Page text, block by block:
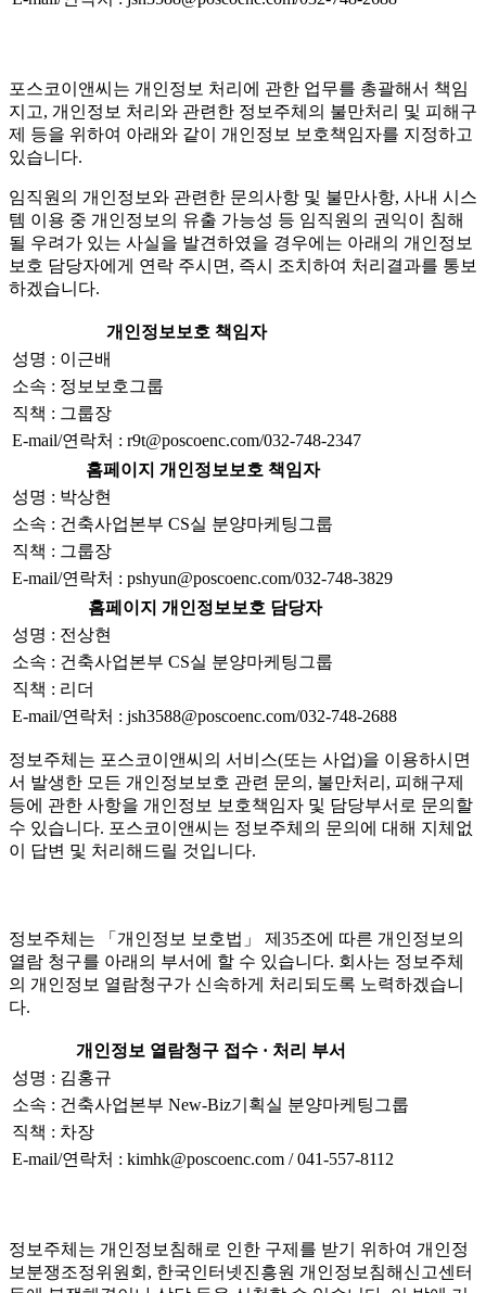
포스코이앤씨는 개인정보 처리에 관한 업무를 총괄해서 책임
지고, 개인정보 처리와 관련한 정보주체의 불만처리 및 피해구
제 등을 위하여 아래와 같이 개인정보 보호책임자를 지정하고
있습니다.
임직원의 개인정보와 관련한 문의사항 및 불만사항, 사내 시스
템 이용 중 개인정보의 유출 가능성 등 임직원의 권익이 침해
될 우려가 있는 사실을 발견하였을 경우에는 아래의 개인정보
보호 담당자에게 연락 주시면, 즉시 조치하여 처리결과를 통보
하겠습니다.
개인정보보호 책임자
성명 : 이근배
소속 : 정보보호그룹
직책 : 그룹장
E-mail/연락처 : r9t@poscoenc.com/032-748-2347
홈페이지 개인정보보호 책임자
성명 : 박상현
소속 : 건축사업본부 CS실 분양마케팅그룹
직책 : 그룹장
E-mail/연락처 : pshyun@poscoenc.com/032-748-3829
홈페이지 개인정보보호 담당자
성명 : 전상현
소속 : 건축사업본부 CS실 분양마케팅그룹
직책 : 리더
E-mail/연락처 : jsh3588@poscoenc.com/032-748-2688
정보주체는 포스코이앤씨의 서비스(또는 사업)을 이용하시면
서 발생한 모든 개인정보보호 관련 문의, 불만처리, 피해구제
등에 관한 사항을 개인정보 보호책임자 및 담당부서로 문의할
수 있습니다. 포스코이앤씨는 정보주체의 문의에 대해 지체없
이 답변 및 처리해드릴 것입니다.
정보주체는 「개인정보 보호법」 제35조에 따른 개인정보의
열람 청구를 아래의 부서에 할 수 있습니다. 회사는 정보주체
의 개인정보 열람청구가 신속하게 처리되도록 노력하겠습니
다.
개인정보 열람청구 접수 · 처리 부서
성명 : 김홍규
소속 : 건축사업본부 New-Biz기획실 분양마케팅그룹
직책 : 차장
E-mail/연락처 : kimhk@poscoenc.com / 041-557-8112
정보주체는 개인정보침해로 인한 구제를 받기 위하여 개인정
보분쟁조정위원회, 한국인터넷진흥원 개인정보침해신고센터